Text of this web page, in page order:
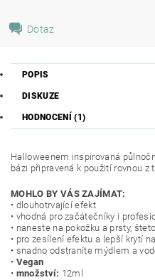
Dotaz
POPIS
DISKUZE
HODNOCENÍ (1)
Halloweenem inspirovaná
bázi připravená k použití rovnou z
MOHLO BY VÁS ZAJÍMAT:
• dlouhotrvající efekt
• vhodná pro začátečníky i
• naneste na pokožku a prsty,
• pro zesílení efektu a lepší krytí
• snadno odstraníte mýdlem a
• Vegan
• množství: 12ml